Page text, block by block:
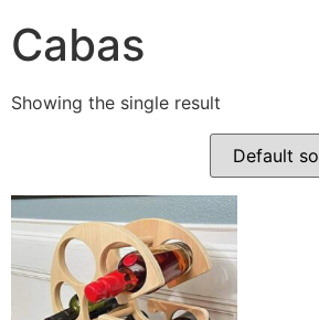
Cabas
Showing the single result